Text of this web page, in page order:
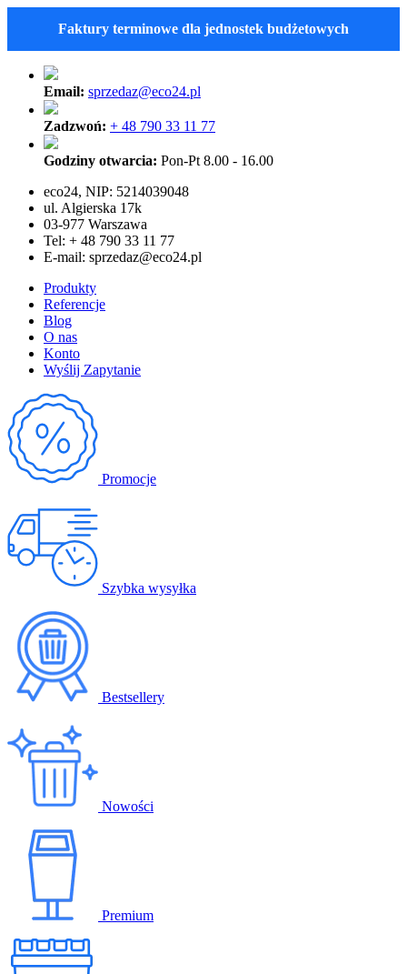
Faktury terminowe dla jednostek budżetowych
Email: sprzedaz@eco24.pl
Zadzwoń: + 48 790 33 11 77
Godziny otwarcia: Pon-Pt 8.00 - 16.00
eco24, NIP: 5214039048
ul. Algierska 17k
03-977 Warszawa
Tel: + 48 790 33 11 77
E-mail: sprzedaz@eco24.pl
Produkty
Referencje
Blog
O nas
Konto
Wyślij Zapytanie
Promocje
Szybka wysyłka
Bestsellery
Nowości
Premium